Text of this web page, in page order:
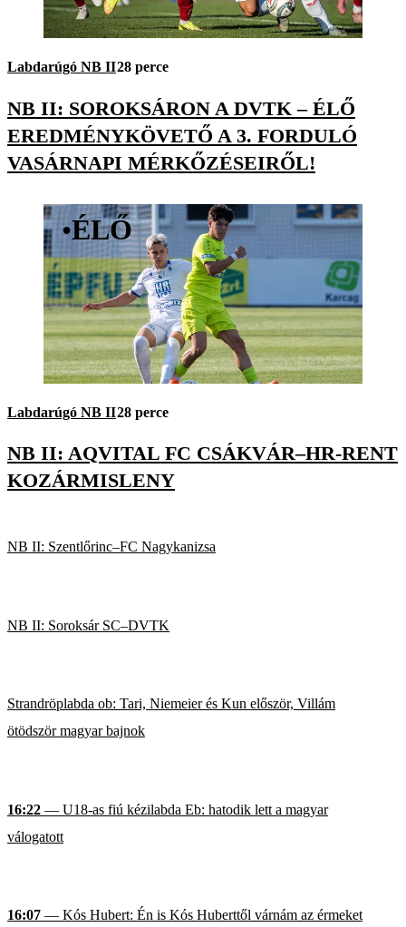
Labdarúgó NB II28 perce
NB II: SOROKSÁRON A DVTK – ÉLŐ
EREDMÉNYKÖVETŐ A 3. FORDULÓ
VASÁRNAPI MÉRKŐZÉSEIRŐL!
•ÉLŐ
Labdarúgó NB II28 perce
NB II: AQVITAL FC CSÁKVÁR–HR-RENT
KOZÁRMISLENY
NB II: Szentlőrinc–FC Nagykanizsa
NB II: Soroksár SC–DVTK
Strandröplabda ob: Tari, Niemeier és Kun először, Villám
ötödször magyar bajnok
16:22 — U18-as fiú kézilabda Eb: hatodik lett a magyar
válogatott
16:07 — Kós Hubert: Én is Kós Huberttől várnám az érmeket